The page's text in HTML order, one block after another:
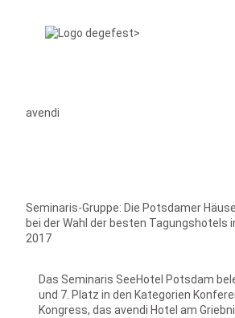
avendi
Seminaris-Gruppe: Die Potsdamer
bei der Wahl der besten Tagungshotels
2017
Das Seminaris SeeHotel Potsdam
und 7. Platz in den Kategorien
Kongress, das avendi Hotel am